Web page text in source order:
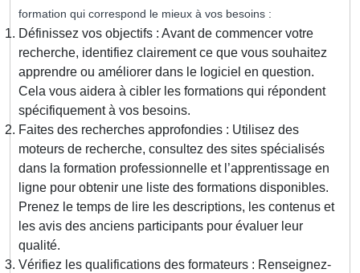
formation qui correspond le mieux à vos besoins :
Définissez vos objectifs : Avant de commencer votre
recherche, identifiez clairement ce que vous souhaitez
apprendre ou améliorer dans le logiciel en question.
Cela vous aidera à cibler les formations qui répondent
spécifiquement à vos besoins.
Faites des recherches approfondies : Utilisez des
moteurs de recherche, consultez des sites spécialisés
dans la formation professionnelle et l’apprentissage en
ligne pour obtenir une liste des formations disponibles.
Prenez le temps de lire les descriptions, les contenus et
les avis des anciens participants pour évaluer leur
qualité.
Vérifiez les qualifications des formateurs : Renseignez-